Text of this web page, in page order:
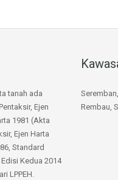
tanah ada
Ejen
1981 (Akta
Ejen Harta
Standard
Kedua 2014
LPPEH.
Rembau,